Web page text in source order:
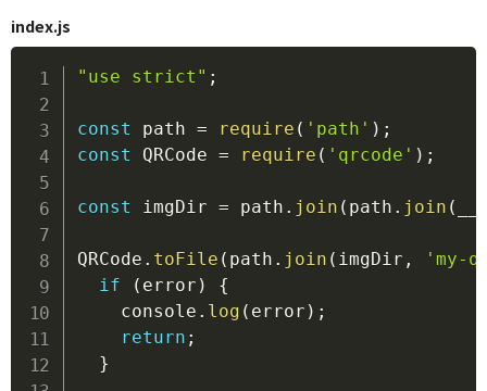
index.js
"use strict" ;
const path = require ( 'path' ) ;
const
QRCode = require ( 'qrcode' ) ;
const imgDir = path . join ( path . join (
QRCode . toFile ( path . join ( imgDir ,
'my-
if
( error )
{
    console
. log ( error ) ;
return ;
}